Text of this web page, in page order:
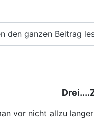
den ganzen Beitrag
vor nicht allzu